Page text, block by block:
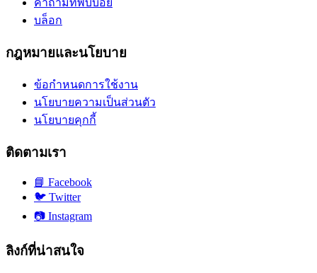
คำถามที่พบบ่อย
บล็อก
กฎหมายและนโยบาย
ข้อกำหนดการใช้งาน
นโยบายความเป็นส่วนตัว
นโยบายคุกกี้
ติดตามเรา
📘 Facebook
🐦 Twitter
📷 Instagram
ลิงก์ที่น่าสนใจ